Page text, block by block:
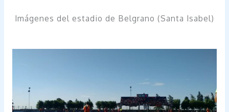
Imágenes del estadio de Belgrano (Santa Isabel)